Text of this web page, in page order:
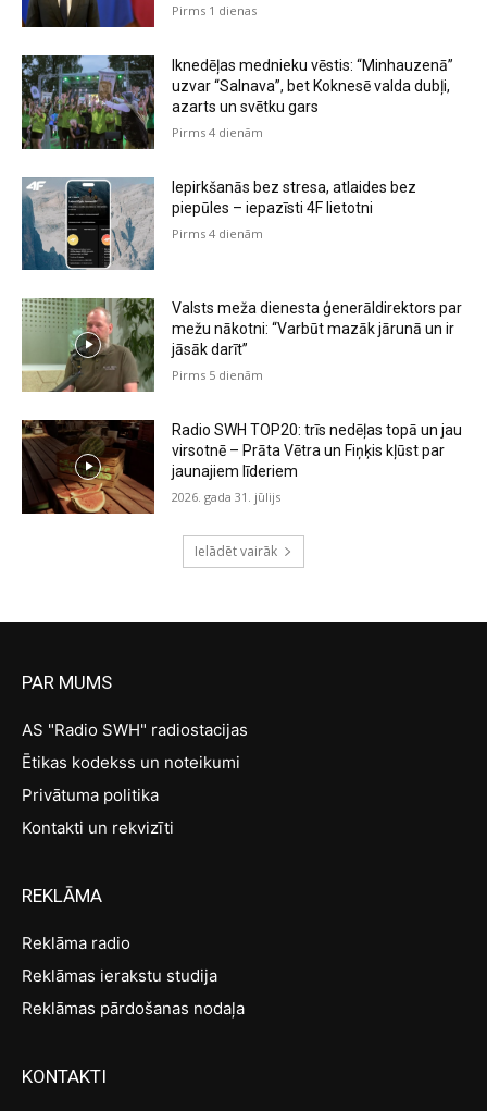
Pirms 1 dienas
Iknedēļas mednieku vēstis: “Minhauzenā”
uzvar “Salnava”, bet Koknesē valda dubļi,
azarts un svētku gars
Pirms 4 dienām
Iepirkšanās bez stresa, atlaides bez
piepūles – iepazīsti 4F lietotni
Pirms 4 dienām
Valsts meža dienesta ģenerāldirektors par
mežu nākotni: “Varbūt mazāk jārunā un ir
jāsāk darīt”
Pirms 5 dienām
Radio SWH TOP20: trīs nedēļas topā un jau
virsotnē – Prāta Vētra un Fiņķis kļūst par
jaunajiem līderiem
2026. gada 31. jūlijs
Ielādēt vairāk
PAR MUMS
AS "Radio SWH" radiostacijas
Ētikas kodekss un noteikumi
Privātuma politika
Kontakti un rekvizīti
REKLĀMA
Reklāma radio
Reklāmas ierakstu studija
Reklāmas pārdošanas nodaļa
KONTAKTI